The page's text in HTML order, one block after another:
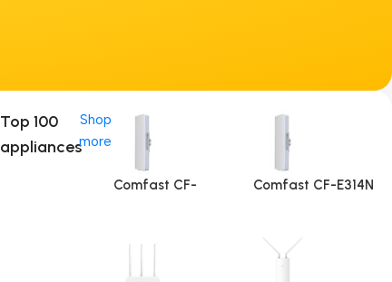
Top 100
appliances
Shop
more
Comfast CF-
Comfast CF-E314N